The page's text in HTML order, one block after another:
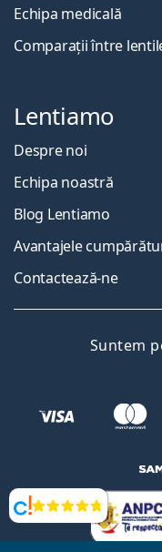
Opinii
Echipa medicală
Comparații între
Lentiamo
Despre noi
Echipa noastră
Blog Lentiamo
Avantajele
Contactează-ne
Suntem